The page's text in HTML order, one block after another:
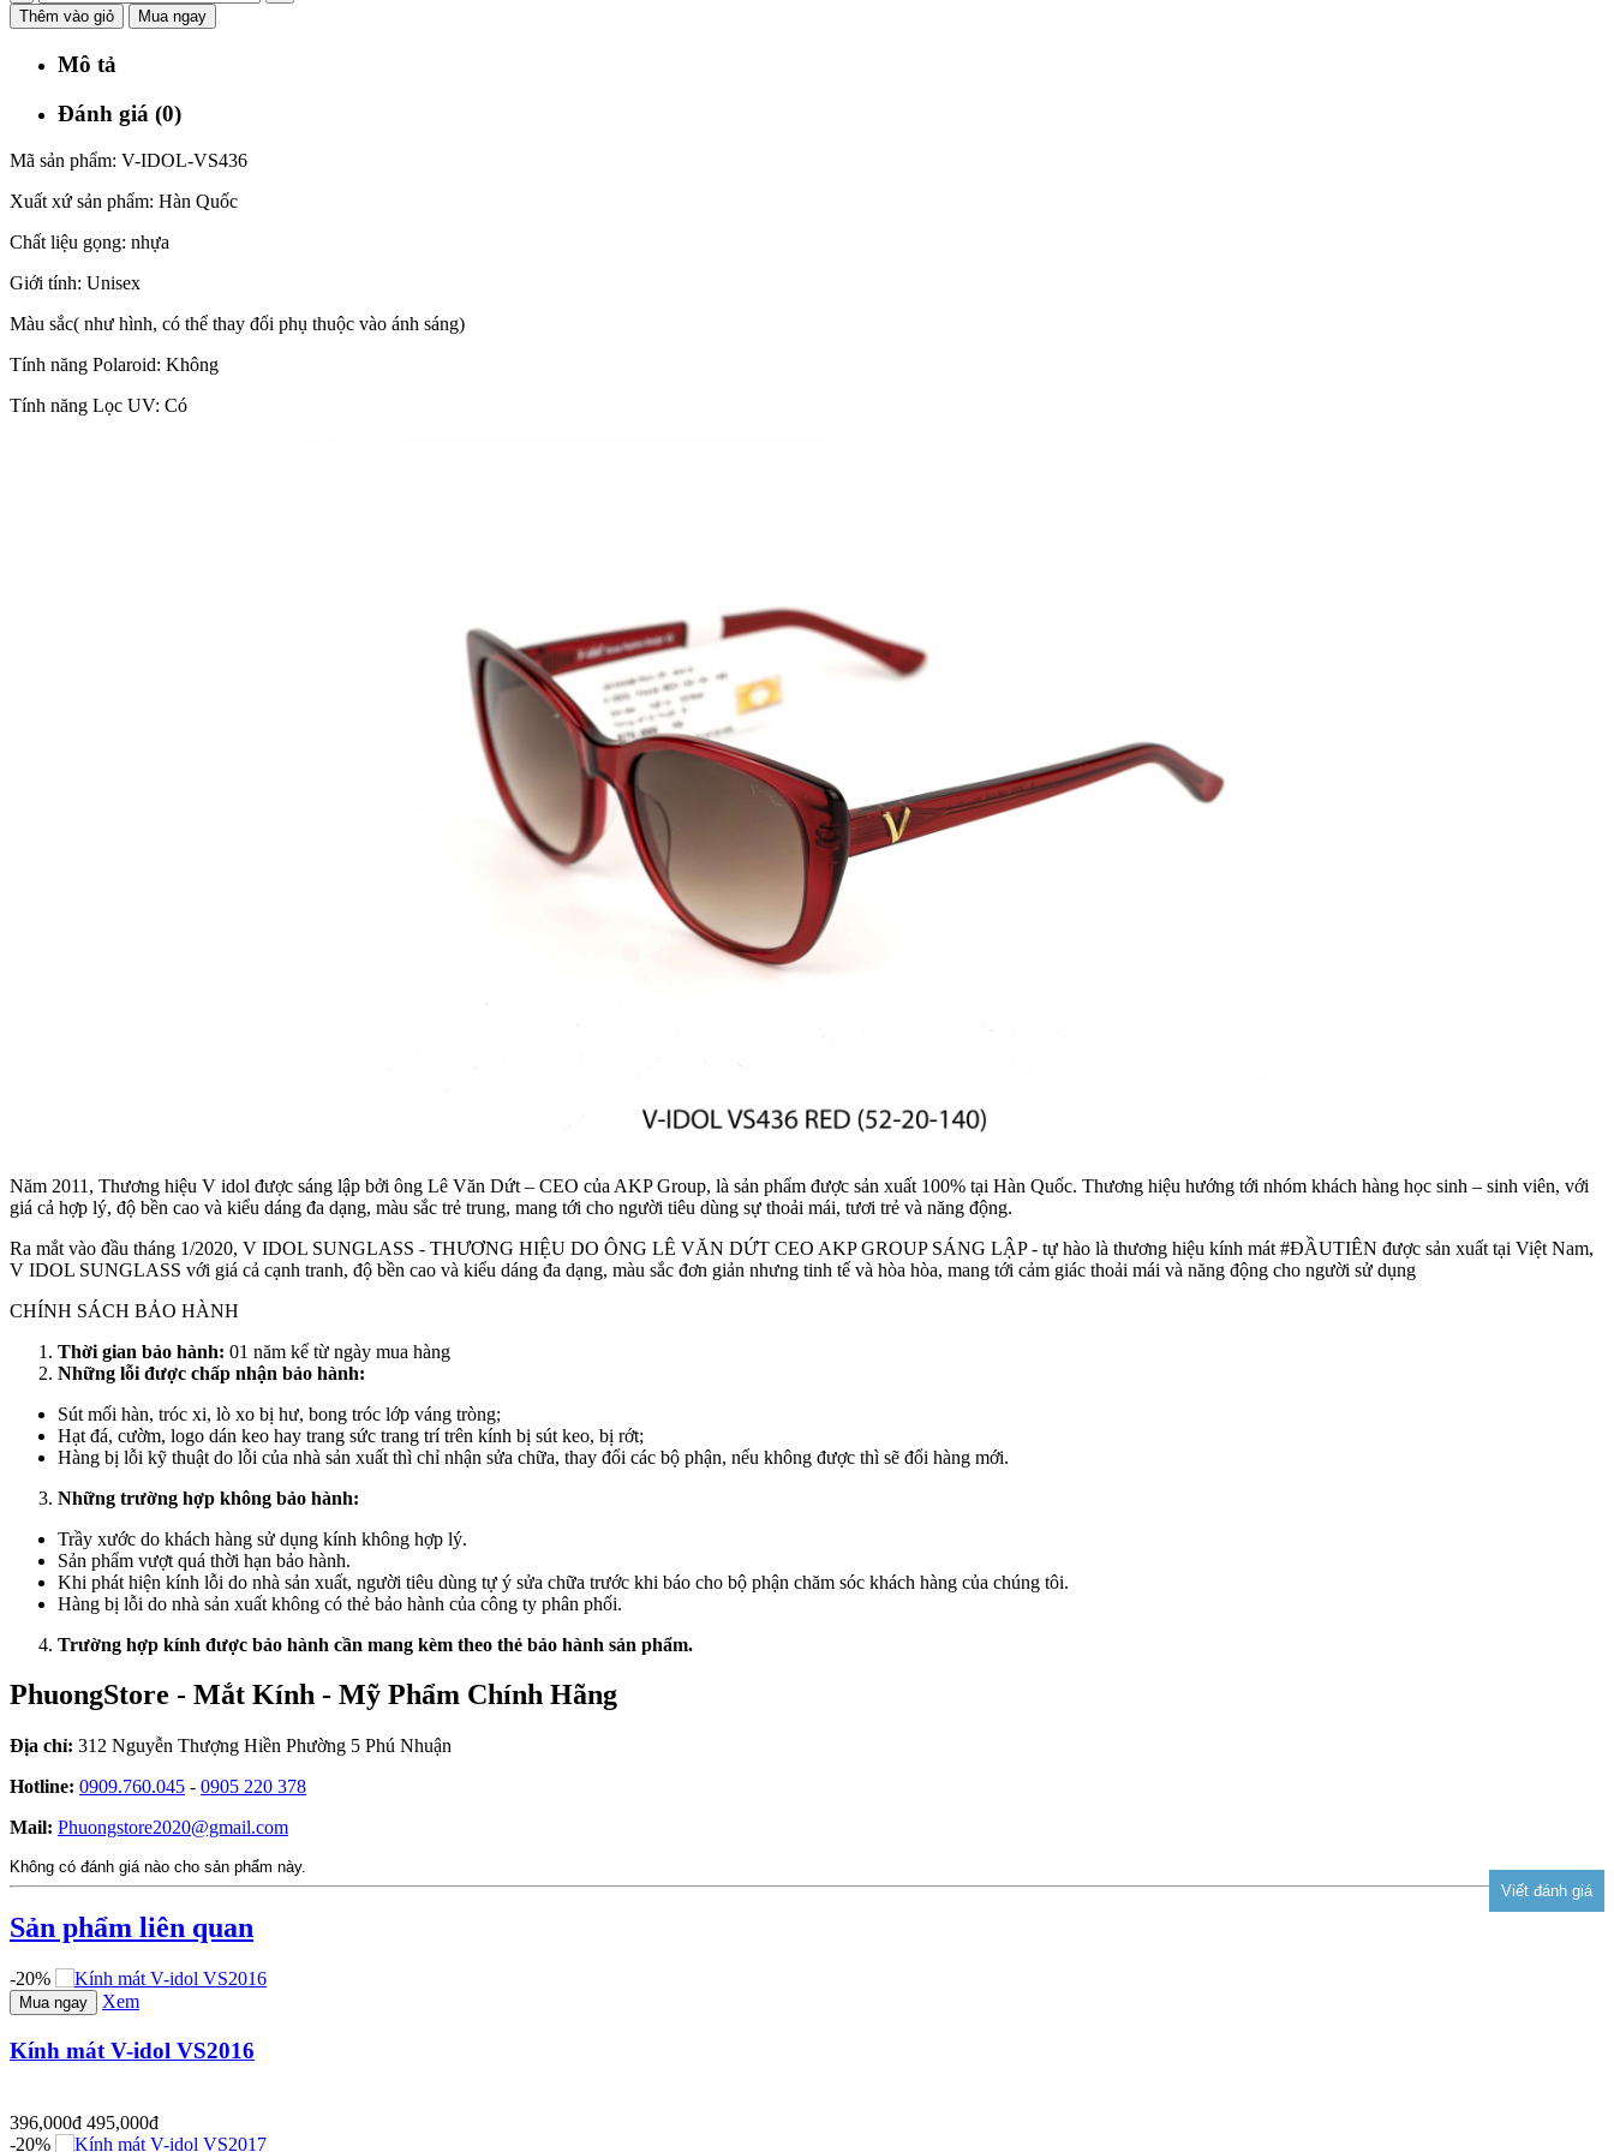
Thêm vào giỏ
Mua ngay
Mô tả
Đánh giá (0)
Mã sản phẩm: V-IDOL-VS436
Xuất xứ sản phẩm: Hàn Quốc
Chất liệu gọng: nhựa
Giới tính: Unisex
Màu sắc( như hình, có thể thay đổi phụ thuộc vào ánh sáng)
Tính năng Polaroid: Không
Tính năng Lọc UV: Có
Năm 2011, Thương hiệu V idol được sáng lập bởi ông Lê Văn Dứt – CEO của AKP Group, là sản phẩm được sản xuất 100% tại Hàn Quốc. Thương hiệu hướng tới nhóm khách hàng học sinh – sinh viên, với
giá cả hợp lý, độ bền cao và kiểu dáng đa dạng, màu sắc trẻ trung, mang tới cho người tiêu dùng sự thoải mái, tươi trẻ và năng động.
Ra mắt vào đầu tháng 1/2020, V IDOL SUNGLASS - THƯƠNG HIỆU DO ÔNG LÊ VĂN DỨT CEO AKP GROUP SÁNG LẬP - tự hào là thương hiệu kính mát #ĐẦUTIÊN được sản xuất tại Việt Nam,
V IDOL SUNGLASS với giá cả cạnh tranh, độ bền cao và kiểu dáng đa dạng, màu sắc đơn giản nhưng tinh tế và hòa hòa, mang tới cảm giác thoải mái và năng động cho người sử dụng
CHÍNH SÁCH BẢO HÀNH
Thời gian bảo hành: 01 năm kể từ ngày mua hàng
Những lỗi được chấp nhận bảo hành:
Sút mối hàn, tróc xi, lò xo bị hư, bong tróc lớp váng tròng;
Hạt đá, cườm, logo dán keo hay trang sức trang trí trên kính bị sút keo, bị rớt;
Hàng bị lỗi kỹ thuật do lỗi của nhà sản xuất thì chỉ nhận sửa chữa, thay đổi các bộ phận, nếu không được thì sẽ đổi hàng mới.
Những trường hợp không bảo hành:
Trầy xước do khách hàng sử dụng kính không hợp lý.
Sản phẩm vượt quá thời hạn bảo hành.
Khi phát hiện kính lỗi do nhà sản xuất, người tiêu dùng tự ý sửa chữa trước khi báo cho bộ phận chăm sóc khách hàng của chúng tôi.
Hàng bị lỗi do nhà sản xuất không có thẻ bảo hành của công ty phân phối.
Trường hợp kính được bảo hành cần mang kèm theo thẻ bảo hành sản phẩm.
PhuongStore - Mắt Kính - Mỹ Phẩm Chính Hãng
Địa chỉ: 312 Nguyễn Thượng Hiền Phường 5 Phú Nhuận
Hotline: 0909.760.045 - 0905 220 378
Mail: Phuongstore2020@gmail.com
Không có đánh giá nào cho sản phẩm này.
Sản phẩm liên quan
-20%
Mua ngay Xem
Kính mát V-idol VS2016
396,000đ 495,000đ
-20%